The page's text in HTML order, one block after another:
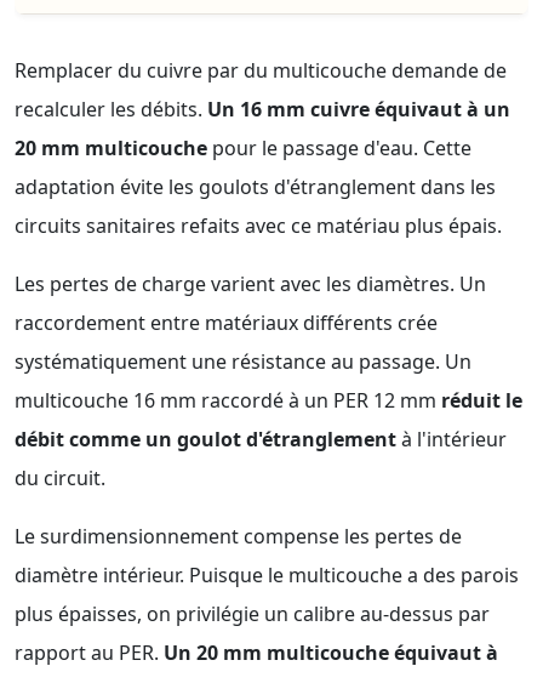
Remplacer du cuivre par du multicouche demande de
recalculer les débits. Un 16 mm cuivre équivaut à un
20 mm multicouche pour le passage d'eau. Cette
adaptation évite les goulots d'étranglement dans les
circuits sanitaires refaits avec ce matériau plus épais.
Les pertes de charge varient avec les diamètres. Un
raccordement entre matériaux différents crée
systématiquement une résistance au passage. Un
multicouche 16 mm raccordé à un PER 12 mm réduit le
débit comme un goulot d'étranglementà l'intérieur
du circuit.
Le surdimensionnement compense les pertes de
diamètre intérieur. Puisque le multicouche a des parois
plus épaisses, on privilégie un calibre au-dessus par
rapport au PER. Un 20 mm multicouche équivaut à